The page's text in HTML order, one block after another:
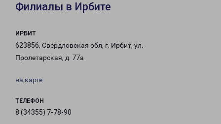
Филиалы в Ирбите
ИРБИТ
623856, Свердловская обл, г. Ирбит, ул.
Пролетарская, д. 77а
на карте
ТЕЛЕФОН
8 (34355) 7-78-90